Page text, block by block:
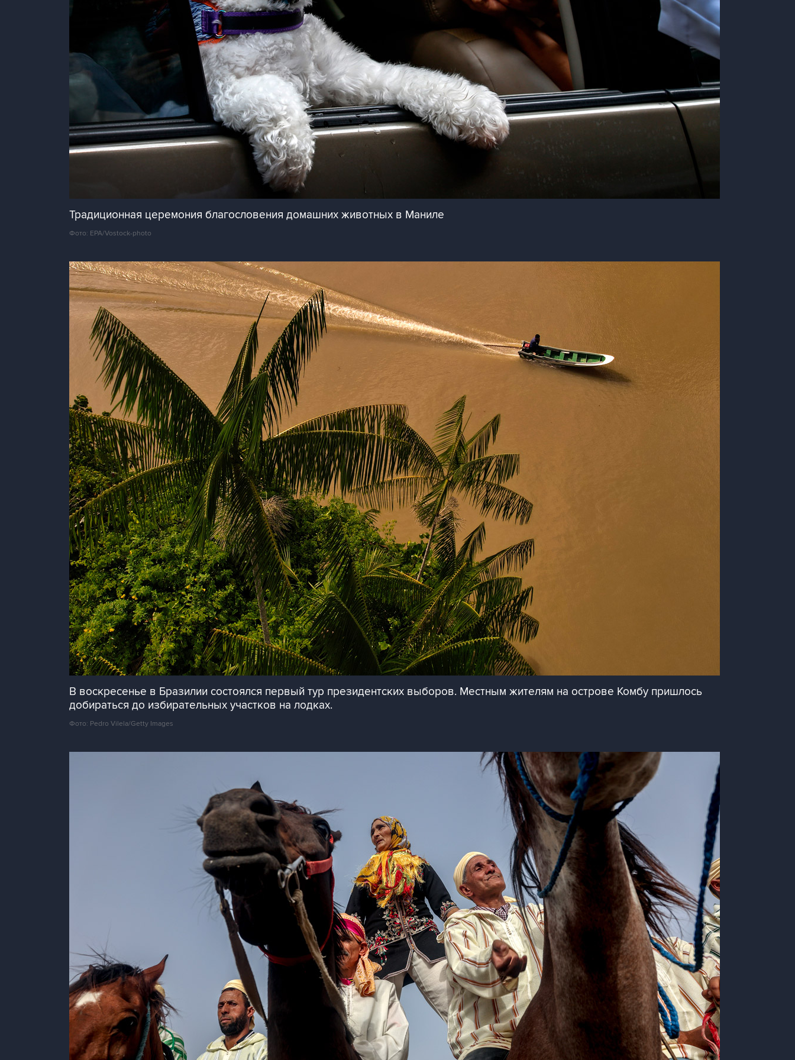
Традиционная церемония благословения домашних животных в Маниле
Фото: EPA/Vostock-photo
В воскресенье в Бразилии состоялся первый тур президентских выборов. Местным жителям на острове Комбу пришлось
добираться до избирательных участков на лодках.
Фото: Pedro Vilela/Getty Images